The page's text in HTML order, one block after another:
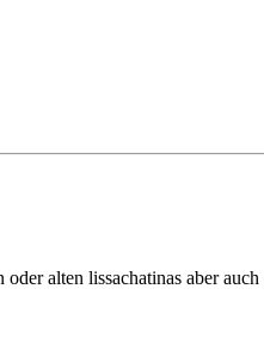
alten lissachatinas aber